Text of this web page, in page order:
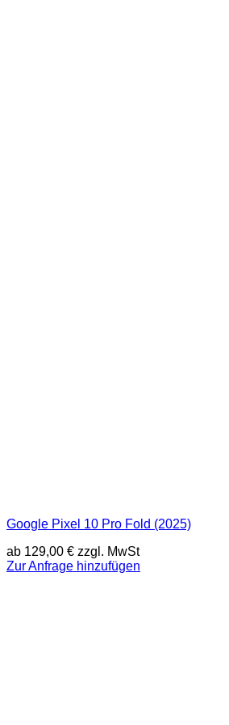
Google Pixel 10 Pro Fold (2025)
ab 129,00 € zzgl. MwSt
Zur Anfrage hinzufügen